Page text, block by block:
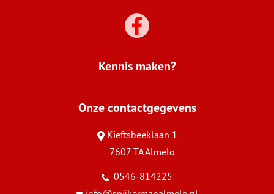
Kennis maken?
Onze contactgegevens
Kieftsbeeklaan 1
7607 TA Almelo
0546-814225